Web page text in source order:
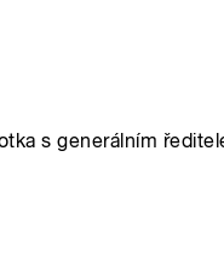
s generálním